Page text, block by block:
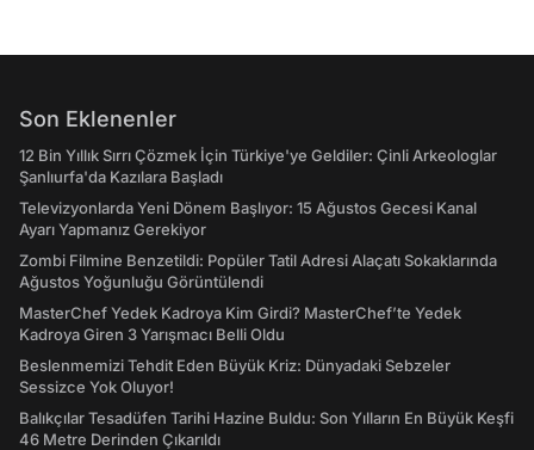
Son Eklenenler
12 Bin Yıllık Sırrı Çözmek İçin Türkiye'ye Geldiler: Çinli Arkeologlar
Şanlıurfa'da Kazılara Başladı
Televizyonlarda Yeni Dönem Başlıyor: 15 Ağustos Gecesi Kanal
Ayarı Yapmanız Gerekiyor
Zombi Filmine Benzetildi: Popüler Tatil Adresi Alaçatı Sokaklarında
Ağustos Yoğunluğu Görüntülendi
MasterChef Yedek Kadroya Kim Girdi? MasterChef’te Yedek
Kadroya Giren 3 Yarışmacı Belli Oldu
Beslenmemizi Tehdit Eden Büyük Kriz: Dünyadaki Sebzeler
Sessizce Yok Oluyor!
Balıkçılar Tesadüfen Tarihi Hazine Buldu: Son Yılların En Büyük Keşfi
46 Metre Derinden Çıkarıldı